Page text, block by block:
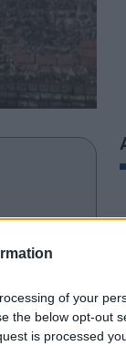
of your
the below opt-out
is processed
ένα